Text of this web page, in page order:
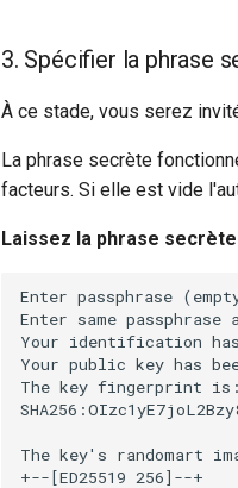
3. Spécifier la phrase
À ce stade, vous serez
La phrase secrète
facteurs. Si elle est vide
Laissez la phrase